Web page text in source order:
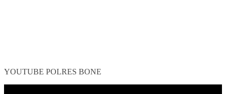
YOUTUBE POLRES BONE